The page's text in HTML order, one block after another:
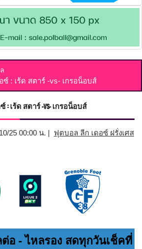
ซ์ : เร้ด สตาร์ -vs- เกรอน็อบส์
: เร้ด สตาร์ -vs- เกรอน็อบส์
25 00:00 น. | ฟุตบอล ลีก เดอซ์ ฝรั่งเศส
อ - ไหลรอง สดทุกวันเช็คที่